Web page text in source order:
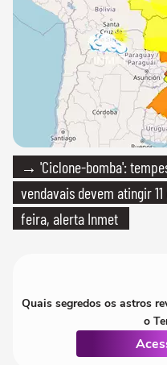
→ 'Ciclone-bomba':
vendavais devem atingir
feira, alerta Inmet
Quais segredos os astros
o